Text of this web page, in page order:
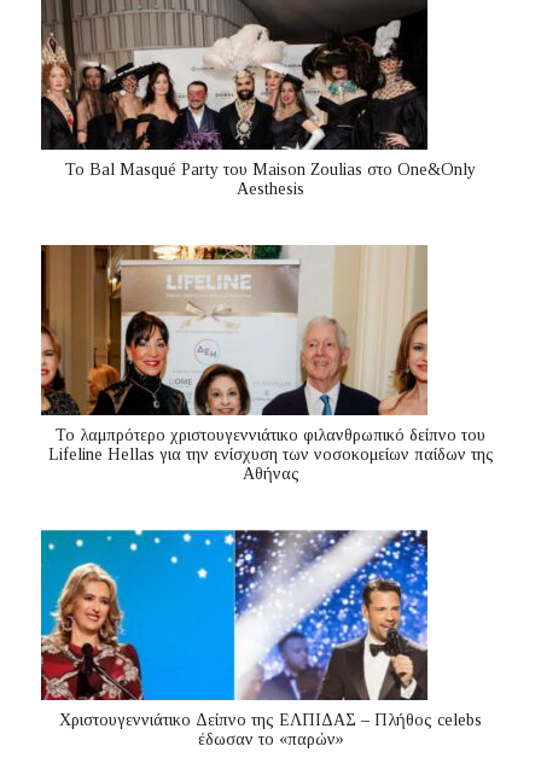
Το Bal Masqué Party του Maison Zoulias στο One&Only
Aesthesis
Το λαμπρότερο χριστουγεννιάτικο φιλανθρωπικό δείπνο του
Lifeline Hellas για την ενίσχυση των νοσοκομείων παίδων της
Αθήνας
Χριστουγεννιάτικο Δείπνο της ΕΛΠΙΔΑΣ – Πλήθος celebs
έδωσαν το «παρών»